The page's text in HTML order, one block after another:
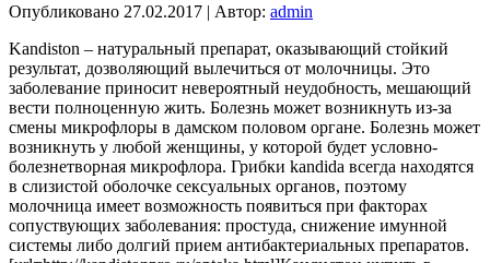
Опубликовано 27.02.2017 | Автор: admin
Kandiston – натуральный препарат, оказывающий стойкий
результат, дозволяющий вылечиться от молочницы. Это
заболевание приносит невероятный неудобность, мешающий
вести полноценную жить. Болезнь может возникнуть из-за
смены микрофлоры в дамском половом органе. Болезнь может
возникнуть у любой женщины, у которой будет условно-
болезнетворная микрофлора. Грибки kandida всегда находятся
в слизистой оболочке сексуальных органов, поэтому
молочница имеет возможность появиться при факторах
сопуствующих заболевания: простуда, снижение имунной
системы либо долгий прием антибактериальных препаратов.